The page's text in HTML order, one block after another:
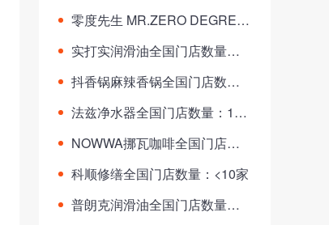
零度先生 MR.ZERO DEGREE
实打实润滑油全国门店数量：3
抖香锅麻辣香锅全国门店数
法兹净水器全国门店数量：100
NOWWA挪瓦咖啡全国门店数
科顺修缮全国门店数量：<10家
普朗克润滑油全国门店数量：6